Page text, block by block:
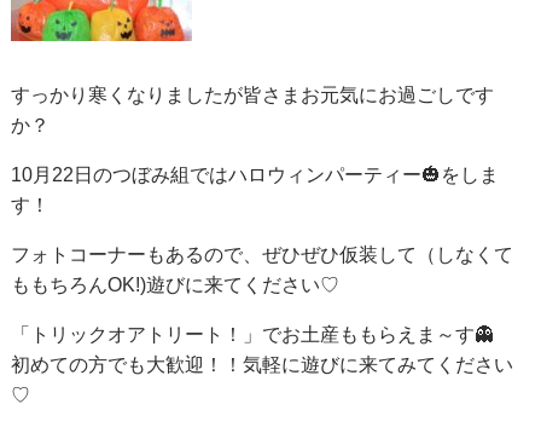
すっかり寒くなりましたが皆さまお元気にお過ごしです
か？
10月22日のつぼみ組ではハロウィンパーティー🎃をしま
す！
フォトコーナーもあるので、ぜひぜひ仮装して（しなくて
ももちろんOK!)遊びに来てください♡
「トリックオアトリート！」でお土産ももらえま～す👻
初めての方でも大歓迎！！気軽に遊びに来てみてください
♡